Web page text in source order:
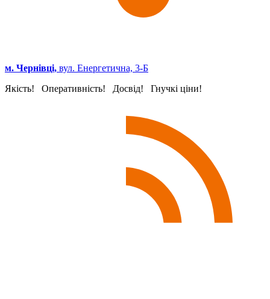
м. Чернівці, вул. Енергетична, 3-Б
Якість! Оперативність! Досвід! Гнучкі ціни!